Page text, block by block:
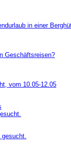
in einer
Geschäftsreisen?
vom 10.05-12.05